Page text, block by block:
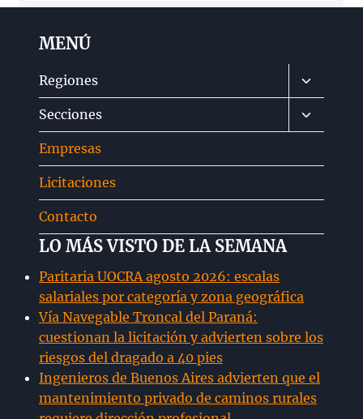
MENÚ
Regiones
Alternar
menú
hijo
Secciones
Alternar
menú
Empresas
Licitaciones
Contacto
LO MÁS VISTO DE LA SEMANA
Paritaria UOCRA agosto 2026: escalas
salariales por categoría y zona geográfica
Vía Navegable Troncal del Paraná:
cuestionan la licitación y advierten sobre los
riesgos del dragado a 40 pies
Ingenieros de Buenos Aires advierten que el
mantenimiento privado de caminos rurales